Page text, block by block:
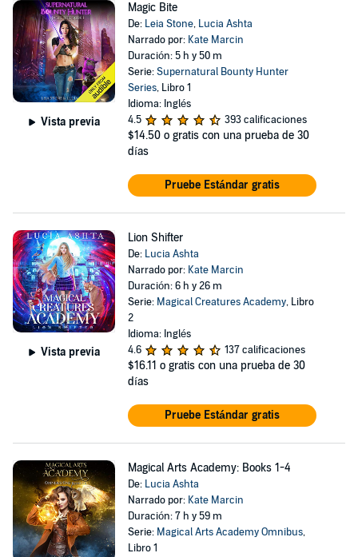
Vista previa
Magic Bite
De: Leia Stone, Lucia Ashta
Narrado por: Kate Marcin
Duración: 5 h y 50 m
Serie:Supernatural Bounty Hunter
Series, Libro 1
Idioma: Inglés
4.5
393 calificaciones
$14.50 o gratis con una prueba de 30
días
Pruebe Estándar gratis
Vista previa
Lion Shifter
De: Lucia Ashta
Narrado por: Kate Marcin
Duración: 6 h y 26 m
Serie: Magical Creatures Academy, Libro
2
Idioma: Inglés
4.6
137 calificaciones
$16.11 o gratis con una prueba de 30
días
Pruebe Estándar gratis
Magical Arts Academy: Books 1-4
De: Lucia Ashta
Narrado por: Kate Marcin
Duración: 7 h y 59 m
Serie: Magical Arts Academy Omnibus,
Libro 1